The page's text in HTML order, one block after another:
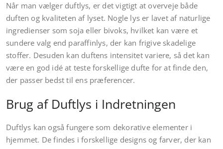
Når man vælger duftlys, er det vigtigt at overveje både
duften og kvaliteten af lyset. Nogle lys er lavet af naturlige
ingredienser som soja eller bivoks, hvilket kan være et
sundere valg end paraffinlys, der kan frigive skadelige
stoffer. Desuden kan duftens intensitet variere, så det kan
være en god idé at teste forskellige dufte for at finde den,
der passer bedst til ens præferencer.
Brug af Duftlys i Indretningen
Duftlys kan også fungere som dekorative elementer i
hjemmet. De findes i forskellige designs og farver, der kan